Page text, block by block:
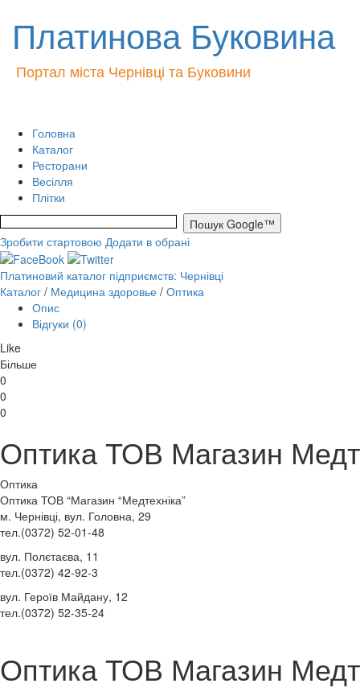
Платинова Буковина
Портал міста Чернівці та Буковини
Головна
Каталог
Ресторани
Весілля
Плітки
Зробити стартовою Додати в обрані
Платиновий каталог підприємств: Чернівці
Каталог / Медицина здоровье / Оптика
Опис
Відгуки (0)
Like
Більше
0
0
0
Оптика ТОВ Магазин
Оптика
Оптика ТОВ “Магазин “Медтехніка”
м. Чернівці, вул. Головна, 29
тел.(0372) 52-01-48
вул. Полєтаєва, 11
тел.(0372) 42-92-3
вул. Героїв Майдану, 12
тел.(0372) 52-35-24
Оптика ТОВ Магазин